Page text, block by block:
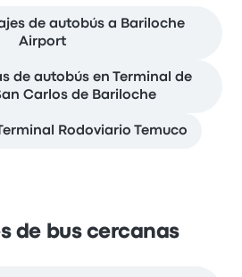
de autobús a Bariloche
Airport
de autobús en Terminal de
Carlos de Bariloche
Rodoviario Temuco
de bus cercanas